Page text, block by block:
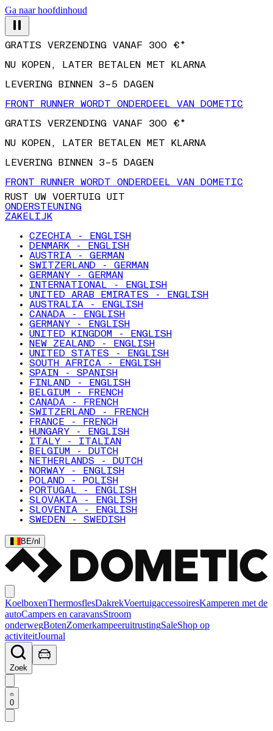
Ga naar hoofdinhoud
NU KOPEN, LATER BETALEN MET KLARNA
LEVERING BINNEN 3–5 DAGEN
FRONT RUNNER WORDT ONDERDEEL VAN DOMETIC
GRATIS VERZENDING VANAF 300 €*
NU KOPEN, LATER BETALEN MET KLARNA
LEVERING BINNEN 3–5 DAGEN
FRONT RUNNER WORDT ONDERDEEL VAN DOMETIC
RUST UW VOERTUIG UIT
ONDERSTEUNING
ZAKELIJK
CZECHIA - ENGLISH
DENMARK - ENGLISH
AUSTRIA - GERMAN
SWITZERLAND - GERMAN
GERMANY - GERMAN
INTERNATIONAL - ENGLISH
UNITED ARAB EMIRATES - ENGLISH
AUSTRALIA - ENGLISH
CANADA - ENGLISH
GERMANY - ENGLISH
UNITED KINGDOM - ENGLISH
NEW ZEALAND - ENGLISH
UNITED STATES - ENGLISH
SOUTH AFRICA - ENGLISH
SPAIN - SPANISH
FINLAND - ENGLISH
BELGIUM - FRENCH
CANADA - FRENCH
SWITZERLAND - FRENCH
FRANCE - FRENCH
HUNGARY - ENGLISH
ITALY - ITALIAN
BELGIUM - DUTCH
NETHERLANDS - DUTCH
NORWAY - ENGLISH
POLAND - POLISH
PORTUGAL - ENGLISH
SLOVAKIA - ENGLISH
SLOVENIA - ENGLISH
SWEDEN - SWEDISH
BE/nl
KoelboxenThermosflesDakrekVoertuigaccessoiresKamperen met de
autoCampers en caravansStroom
onderwegBotenZomerkampeeruitrustingSaleShop op
activiteitJournal
Zoek
0